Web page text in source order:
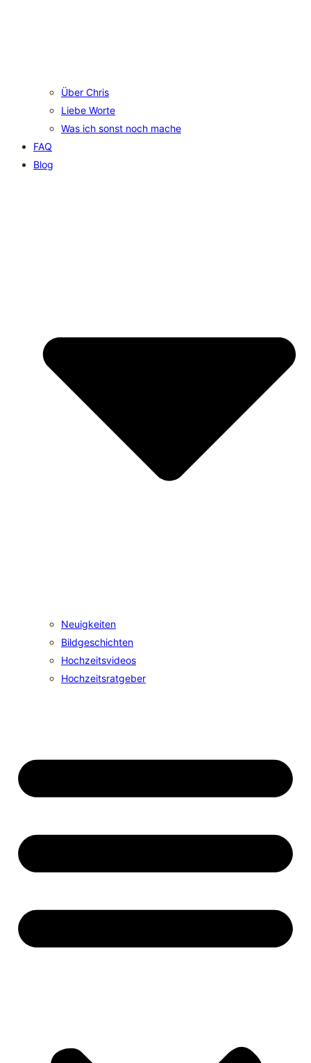
Über Chris
Liebe Worte
Was ich sonst noch mache
FAQ
Blog
Neuigkeiten
Bildgeschichten
Hochzeitsvideos
Hochzeitsratgeber